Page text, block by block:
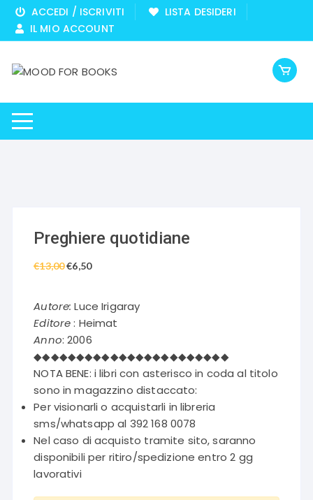
Vai
contenuto
ACCEDI / ISCRIVITI
LISTA DESIDERI
IL MIO ACCOUNT
Preghiere quotidiane
€13,00Il
originale
€13,00.
€6,50Il
attuale
è:
Autore: Luce Irigaray
Editore: Heimat
Anno: 2006
◆◆◆◆◆◆◆◆◆◆◆◆◆◆◆◆◆◆◆◆◆◆◆
NOTA BENE: i libri con asterisco in coda al titolo
sono in magazzino distaccato:
Per visionarli o acquistarli in libreria
sms/whatsapp al 392 168 0078
Nel caso di acquisto tramite sito, saranno
disponibili per ritiro/spedizione entro 2 gg
lavorativi